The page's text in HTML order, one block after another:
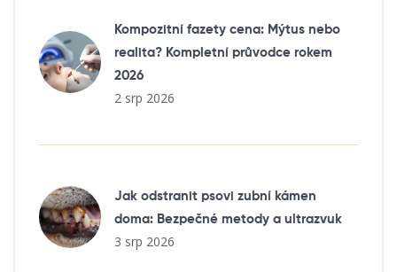
Kompozitní fazety cena: Mýtus nebo
realita? Kompletní průvodce rokem
2026
2 srp 2026
Jak odstranit psovi zubní kámen
doma: Bezpečné metody a ultrazvuk
3 srp 2026